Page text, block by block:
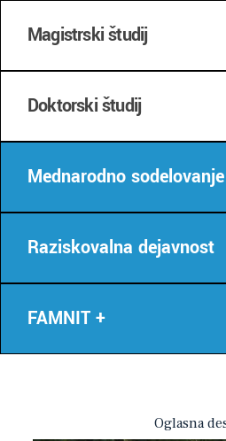
Magistrski študij
Doktorski študij
Mednarodno sodelovanje
Raziskovalna dejavnost
FAMNIT +
Oglasna